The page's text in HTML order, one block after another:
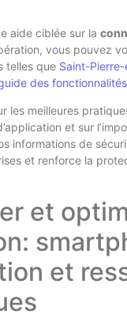
aide ciblée sur la
vous pouvez
telles que Saint-
des
les meilleures
et sur
informations de
et renforce la
et
et